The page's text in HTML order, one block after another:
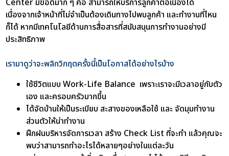
Center มีข้อดีมาก ๆ คือ สามารถให้บริการลูกค้าต่อเนื่องได้
เนื่องจากเจ้าหน้าที่ไม่จำเป็นต้องเดินทางไปพบลูกค้า และทำงานที่ไหน
ก็ได้ หากมีเทคโนโลยีด้านการสื่อสารที่สนับสนุนการทำงานอย่างมี
ประสิทธิภาพ
เรามาดูว่าจะพลิกวิกฤตครั้งนี้เป็นโอกาสได้อย่างไรบ้าง
ใช้ชีวิตแบบ Work-Life Balance เพราะเราจะมีเวลาอยู่กับตัว
เอง และครอบครัวมากขึ้น
ได้จัดบ้านให้เป็นระเบียบ สะสางของเหลือใช้ และ จัดมุมทำงาน
ส่วนตัวให้น่าทำงาน
ฝึกฝนบริหารจัดการเวลา สร้าง Check List ที่จะทำ แล้วคุณจะ
พบว่าสามารถทำอะไรได้หลายๆอย่างในแต่ละวัน